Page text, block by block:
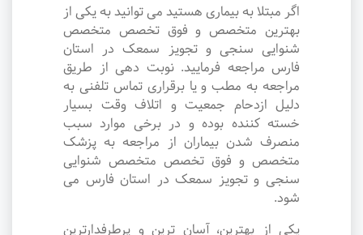
اگر مبتلا به بیماری هستید می توانید به یکی از
بهترین متخصص و فوق تخصص متخصص
شنوایی سنجی و تجویز سمعک در استان
فارس مراجعه فرمایید. نوبت دهی از طریق
مراجعه به مطب و یا برقراری تماس تلفنی به
دلیل ازدحام جمعیت و اتلاف وقت بسیار
خسته کننده بوده و در برخی موارد سبب
منصرف شدن بیماران از مراجعه به پزشک
متخصص و فوق تخصص متخصص شنوایی
سنجی و تجویز سمعک در استان فارس می
شود.
یکی از بهترین، آسان ترین و پرطرفدارترین